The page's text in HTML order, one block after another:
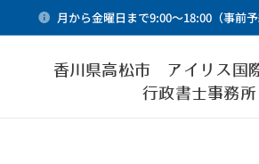
月から金曜日まで9:00～18:00（事前予
香川県高松市 アイリス国
行政書士事務所